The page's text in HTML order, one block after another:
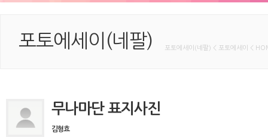
포토에세이(네팔) 포토에세이(네팔) < 포토에세이 <
무나마단 표지사진
김형효